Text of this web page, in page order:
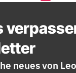
neues von